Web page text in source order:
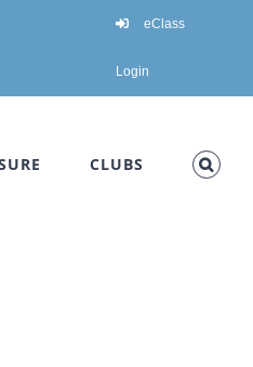
eClass
Login
CLUBS